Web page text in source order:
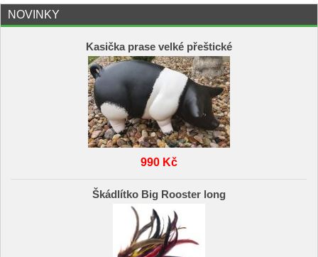
NOVINKY
Kasička prase velké přeštické
990 Kč
Škádlítko Big Rooster long